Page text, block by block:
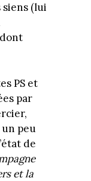
siens (lui
PS et
par
un peu
de
et la